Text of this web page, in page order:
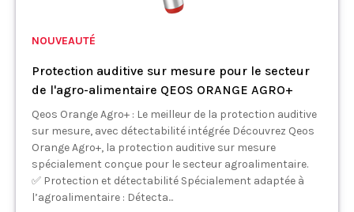
NOUVEAUTÉ
Protection auditive sur mesure pour le secteur
de l'agro-alimentaire QEOS ORANGE AGRO+
Qeos Orange Agro+ : Le meilleur de la protection auditive
sur mesure, avec détectabilité intégrée Découvrez Qeos
Orange Agro+, la protection auditive sur mesure
spécialement conçue pour le secteur agroalimentaire.
✅ Protection et détectabilité Spécialement adaptée à
l’agroalimentaire : Détecta...